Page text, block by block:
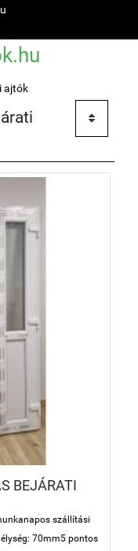
ajtók
BEJÁRATI
szállítási
70mm5 pontos